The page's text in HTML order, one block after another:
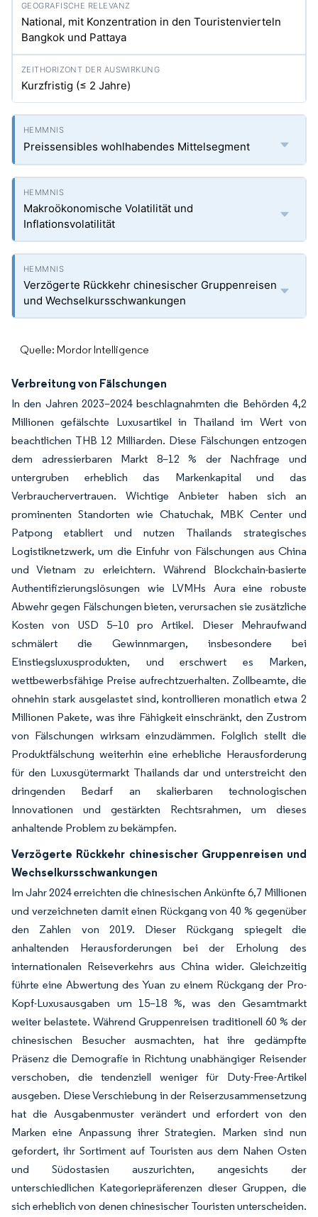
National, mit Konzentration in den Touristenvierteln
Bangkok und Pattaya
Kurzfristig (≤ 2 Jahre)
Preissensibles wohlhabendes Mittelsegment
Makroökonomische Volatilität und
Inflationsvolatilität
Verzögerte Rückkehr chinesischer Gruppenreisen
und Wechselkursschwankungen
Quelle: Mordor Intelligence
Verbreitung von Fälschungen
In den Jahren 2023–2024 beschlagnahmten die Behörden 4,2
Millionen gefälschte Luxusartikel in Thailand im Wert von
beachtlichen THB 12 Milliarden. Diese Fälschungen entzogen
dem adressierbaren Markt 8–12 % der Nachfrage und
untergruben erheblich das Markenkapital und das
Verbrauchervertrauen. Wichtige Anbieter haben sich an
prominenten Standorten wie Chatuchak, MBK Center und
Patpong etabliert und nutzen Thailands strategisches
Logistiknetzwerk, um die Einfuhr von Fälschungen aus China
und Vietnam zu erleichtern. Während Blockchain-basierte
Authentifizierungslösungen wie LVMHs Aura eine robuste
Abwehr gegen Fälschungen bieten, verursachen sie zusätzliche
Kosten von USD 5–10 pro Artikel. Dieser Mehraufwand
schmälert die Gewinnmargen, insbesondere bei
Einstiegsluxusprodukten, und erschwert es Marken,
wettbewerbsfähige Preise aufrechtzuerhalten. Zollbeamte, die
ohnehin stark ausgelastet sind, kontrollieren monatlich etwa 2
Millionen Pakete, was ihre Fähigkeit einschränkt, den Zustrom
von Fälschungen wirksam einzudämmen. Folglich stellt die
Produktfälschung weiterhin eine erhebliche Herausforderung
für den Luxusgütermarkt Thailands dar und unterstreicht den
dringenden Bedarf an skalierbaren technologischen
Innovationen und gestärkten Rechtsrahmen, um dieses
anhaltende Problem zu bekämpfen.
Verzögerte Rückkehr chinesischer Gruppenreisen und
Wechselkursschwankungen
Im Jahr 2024 erreichten die chinesischen Ankünfte 6,7 Millionen
und verzeichneten damit einen Rückgang von 40 % gegenüber
den Zahlen von 2019. Dieser Rückgang spiegelt die
anhaltenden Herausforderungen bei der Erholung des
internationalen Reiseverkehrs aus China wider. Gleichzeitig
führte eine Abwertung des Yuan zu einem Rückgang der Pro-
Kopf-Luxusausgaben um 15–18 %, was den Gesamtmarkt
weiter belastete. Während Gruppenreisen traditionell 60 % der
chinesischen Besucher ausmachten, hat ihre gedämpfte
Präsenz die Demografie in Richtung unabhängiger Reisender
verschoben, die tendenziell weniger für Duty-Free-Artikel
ausgeben. Diese Verschiebung in der Reiserzusammensetzung
hat die Ausgabenmuster verändert und erfordert von den
Marken eine Anpassung ihrer Strategien. Marken sind nun
gefordert, ihr Sortiment auf Touristen aus dem Nahen Osten
und Südostasien auszurichten, angesichts der
unterschiedlichen Kategoriepräferenzen dieser Gruppen, die
sich erheblich von denen chinesischer Touristen unterscheiden.